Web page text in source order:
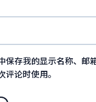
保存我的显示名称、邮
评论时使用。